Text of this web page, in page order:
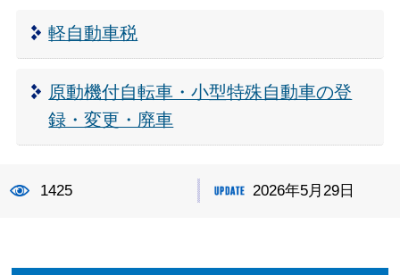
軽自動車税
原動機付自転車・小型特殊自動車の登
録・変更・廃車
1425 2026年5月29日